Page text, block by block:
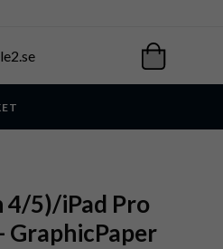
4/5)/iPad Pro
GraphicPaper